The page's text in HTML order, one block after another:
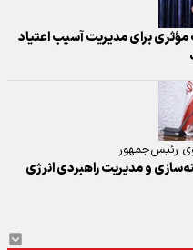
برای مدیریت آسیب اعتیاد
رئیس‌جمهور؛